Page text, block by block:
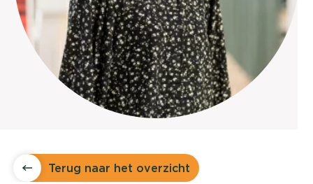
Terug naar het overzicht